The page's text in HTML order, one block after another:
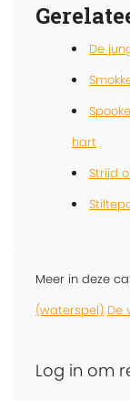
De
hart
Strijd
Meer in deze
(waterspel) De
Log in om